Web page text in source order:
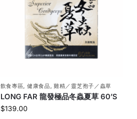
飲食專區, 健康食品,雞精／靈芝孢子／蟲草
LONG FAR 龍發極品冬蟲夏草 60’S
$139.00